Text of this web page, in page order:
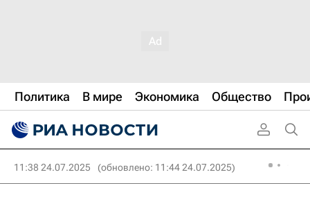
Политика В мире Экономика Общество
11:38 24.07.2025 (обновлено: 11:44 24.07.2025)